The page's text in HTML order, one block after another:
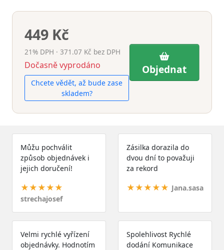
449 Kč
21% DPH · 371.07 Kč bez DPH
Dočasně vyprodáno
Chcete vědět, až bude zase
skladem?
Objednat
Můžu pochválit
způsob objednávek i
jejich doručení!
★★★★★
strechajosef
Zásilka dorazila do
dvou dní to považuji
za rekord
★★★★★ Jana.sasa
Velmi rychlé vyřízení
objednávky. Hodnotím
Spolehlivost Rychlé
dodání Komunikace